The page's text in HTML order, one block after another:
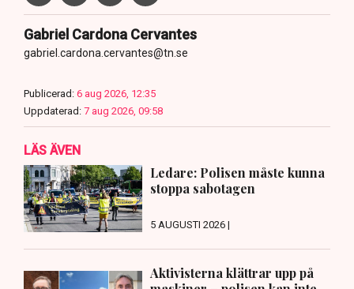
Gabriel Cardona Cervantes
gabriel.cardona.cervantes@tn.se
Publicerad: 6 aug 2026, 12:35
Uppdaterad: 7 aug 2026, 09:58
LÄS ÄVEN
Ledare: Polisen måste kunna
stoppa sabotagen
5 AUGUSTI 2026 |
Aktivisterna klättrar upp på